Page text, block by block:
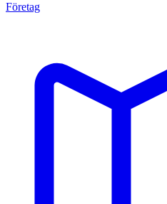
Företag